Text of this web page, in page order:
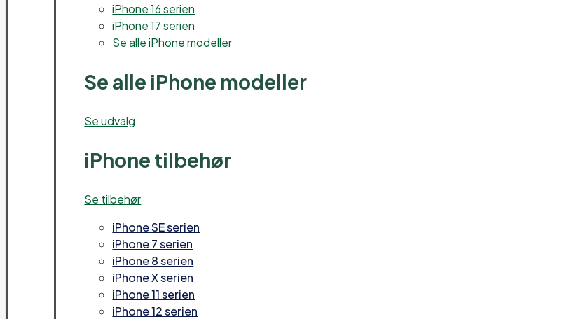
iPhone 16 serien
iPhone 17 serien
Se alle iPhone modeller
Se alle iPhone modeller
Se udvalg
iPhone tilbehør
Se tilbehør
iPhone SE serien
iPhone 7 serien
iPhone 8 serien
iPhone X serien
iPhone 11 serien
iPhone 12 serien